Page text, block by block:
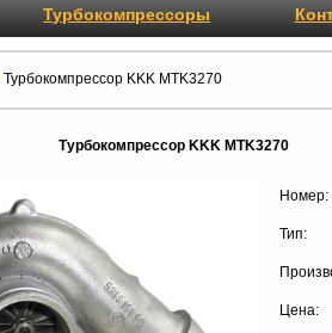
Турбокомпрессоры
Турбокомпрессор KKK MTK3270
Турбокомпрессор KKK MTK3270
Номер:
Тип:
Цена: